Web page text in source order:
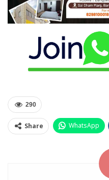
290
Share WhatsApp